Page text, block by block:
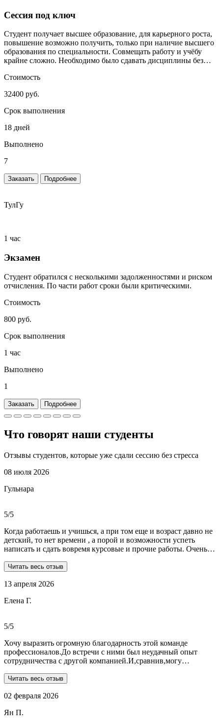
Сессия под ключ
Студент получает высшее образование, для карьерного роста,
повышение возможно получить, только при наличие высшего
образования по специальности. Совмещать работу и учёбу
крайне сложно. Необходимо было сдавать дисциплины без
Стоимость
32400 руб.
Срок выполнения
18 дней
Выполнено
7
Заказать Подробнее
ТулГу
1 час
Экзамен
Студент обратился с несколькими задолженностями и риском
отчисления. По части работ сроки были критическими.
Стоимость
800 руб.
Срок выполнения
1 час
Выполнено
1
Заказать Подробнее
Что говорят наши студенты
Отзывы студентов, которые уже сдали сессию без стресса
08 июля 2026
Гульнара
5/5
Когда работаешь и учишься, а при том еще и возраст давно не
детский, то нет времени , а порой и возможности успеть
написать и сдать вовремя курсовые и прочие работы. Очень
Dist-help. Все мои проблемы в полном смысле слова взяли на
выполнили очень качественно, вовремя и по очень даже
реагируют и отвечают на все вопросы. Теперь буду
Читать весь отзыв
13 апреля 2026
Елена Г.
5/5
Хочу выразить огромную благодарность этой команде
профессионалов.До встречи с ними был неудачный опыт
сотрудничества с другой компанией.И,сравнив,могу
профессионалов.Условия,сроки были сразу оговорены и четко
уровне.А если возникали вопросы или проблемы,то помощь
помощь студентам,то только-сюда.Огромное спасибо!!!
Читать весь отзыв
02 февраля 2026
Ян П.